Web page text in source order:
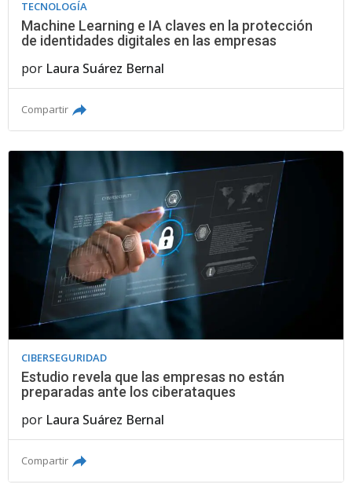
TECNOLOGÍA
Machine Learning e IA claves en la protección
de identidades digitales en las empresas
por Laura Suárez Bernal
Compartir
CIBERSEGURIDAD
Estudio revela que las empresas no están
preparadas ante los ciberataques
por Laura Suárez Bernal
Compartir